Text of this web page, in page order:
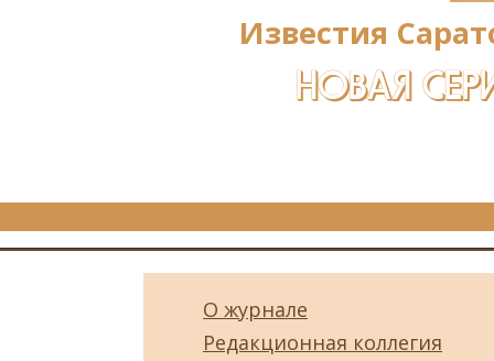
Известия
НОВАЯ
О журнале
Редакционная коллегия